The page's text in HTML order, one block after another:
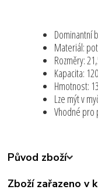
Dominantní
Materiál:
Rozměry:
Kapacita:
Hmotnost:
Lze mýt v
Vhodné pro
Původ zboží
Zboží zařazeno v